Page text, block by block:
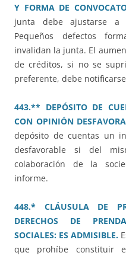
Y FORMA DE
junta debe ajustarse a
Pequeños defectos
invalidan la junta. El
de créditos, si no se
preferente, debe
443.** DEPÓSITO DE
CON OPINIÓN
depósito de cuentas un
desfavorable si del
colaboración de la
informe.
448.* CLÁUSULA DE
DERECHOS DE
SOCIALES: ES ADMISIBLE.
que prohíbe constituir